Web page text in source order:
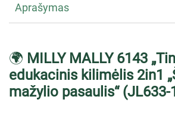
Aprašymas
🌍 MILLY MALLY 6143
edukacinis kilimėlis 2in1
mažylio pasaulis“ (JL633-